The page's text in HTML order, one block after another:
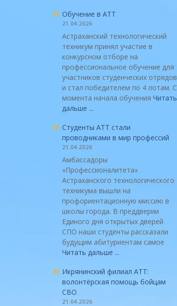
Обучение в АТТ
21.04.2026
Астраханский технологический
техникум принял участие в
конкурсном отборе на
профессиональное обучение для
участников студенческих отрядов
и стал победителем по 4 лотам. С
момента начала обучения Читать
дальше ...
Студенты АТТ стали
проводниками в мир профессий
21.04.2026
Амбассадоры
«Профессионалитета»
Астраханского технологического
техникума вышли на
профориентационную миссию в
школы города. В преддверии
Единого дня открытых дверей
СПО наши студенты рассказали
будущим абитуриентам самое
Читать дальше ...
Икрянинский филиал АТТ:
волонтёрская помощь бойцам
СВО
21.04.2026